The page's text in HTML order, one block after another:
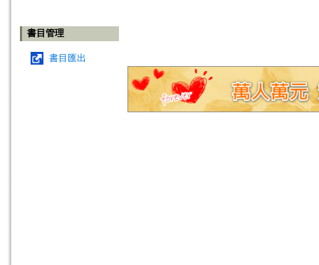
書目管理
書目匯出